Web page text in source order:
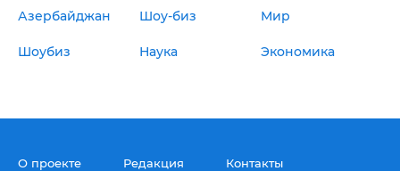
Азербайджан Шоу-биз Мир
Шоубиз Наука Экономика
О проекте Редакция Контакты